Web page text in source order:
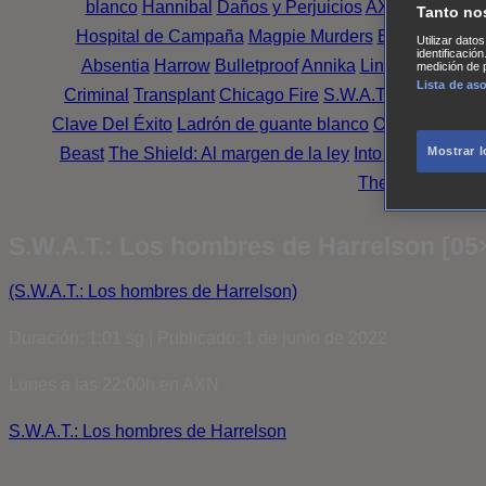
blanco Hannibal Daños y Perjuicios AXN Masters
Hospital de Campaña Magpie Murders Blindspot
Absentia Harrow Bulletproof Annika Lincoln
Criminal Transplant Chicago Fire S.W.A.T.: Los
Clave Del Éxito Ladrón de guante blanco Outsiders
Beast The Shield: Al margen de la ley Into the Dark
The Oath
(S.W.A.T.: Los hombres de Harrelson)
S.W.A.T.: Los hombres de Harrelson
Tanto
Utilizar
medición de
Lista de
Mostrar